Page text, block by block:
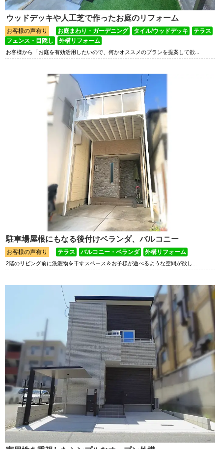
ウッドデッキや人工芝で作ったお庭のリフォーム
お客様の声有り お庭まわり・ガーデニング タイル/ウッドデッキ
テラス
フェンス・目隠し
外構リフォーム
お客様から「お庭を有効活用したいので、何かオススメのプランを提案して欲...
駐車場屋根にもなる後付けベランダ、バルコニー
お客様の声有り テラス バルコニー・ベランダ 外構リフォーム
2階のリビング前に洗濯物を干すスペース＆お子様が遊べるような空間が欲し...